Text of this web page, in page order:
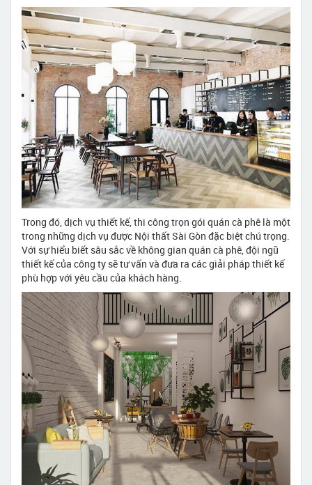
Trong đó, dịch vụ thiết kế, thi công trọn gói quán cà phê là một
trong những dịch vụ được Nội thất Sài Gòn đặc biệt chú trọng.
Với sự hiểu biết sâu sắc về không gian quán cà phê, đội ngũ
thiết kế của công ty sẽ tư vấn và đưa ra các giải pháp thiết kế
phù hợp với yêu cầu của khách hàng.